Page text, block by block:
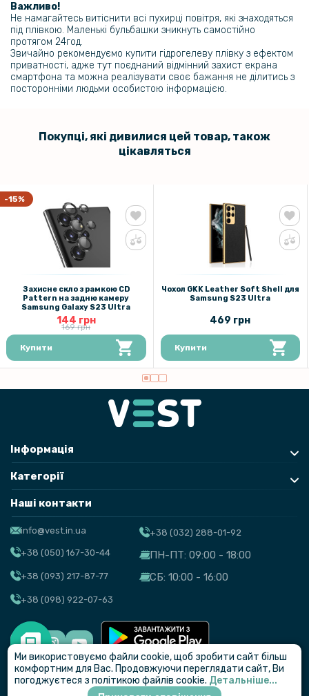
Важливо!
Не намагайтесь витіснити всі пухирці повітря, які знаходяться
під плівкою. Маленькі бульбашки зникнуть самостійно
протягом 24год.
Звичайно рекомендуємо купити гідрогелеву плівку з ефектом
приватності, адже тут поєднаний відмінний захист екрана
смартфона та можна реалізувати своє бажання не ділитись з
посторонніми людьми особистою інформацією.
Покупці, які дивилися цей товар, також
цікавляться
-15%
Захисне скло з рамкою CD
Pattern на задню камеру
Samsung Galaxy S23 Ultra
144 грн
169 грн
Купити
Чохол GKK Leather Soft Shell для
Samsung S23 Ultra
469 грн
Купити
Інформація
Категорії
Наші контакти
info@vest.in.ua
+38 (050) 167-30-44
+38 (093) 217-87-77
+38 (098) 922-07-63
+38 (032) 288-01-92
ПН-ПТ: 09:00 - 18:00
СБ: 10:00 - 16:00
© VEST
Ми використовуємо файли cookie, щоб зробити сайт більш
комфортним для Вас. Продовжуючи переглядати сайт, Ви
погоджуєтеся з політикою файлів cookie. Детальніше...